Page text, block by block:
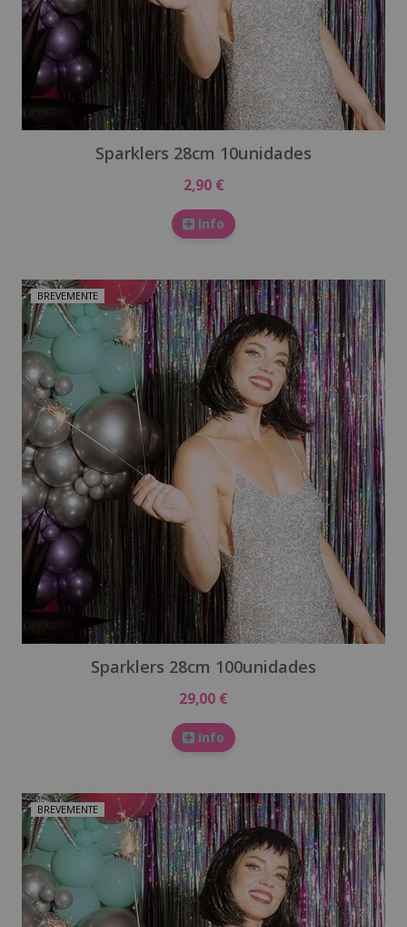
Sparklers 28cm 10unidades
2,90 €
Info
BREVEMENTE
Sparklers 28cm 100unidades
29,00 €
Info
BREVEMENTE